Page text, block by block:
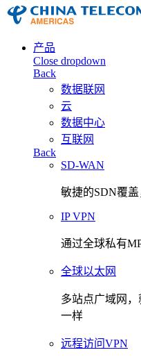
产品
Close dropdown
Back
数据联网
云
数据中心
互联网
Back
SD-WAN
敏捷的SDN覆
IP VPN
通过全球私有
全球以太网
多站点广域网
一样
远程访问VPN